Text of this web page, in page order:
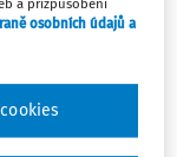
v ustanovení
souvisejících
tyto osoby
na mateřské a
a přizpůsobení
osobních údajů a